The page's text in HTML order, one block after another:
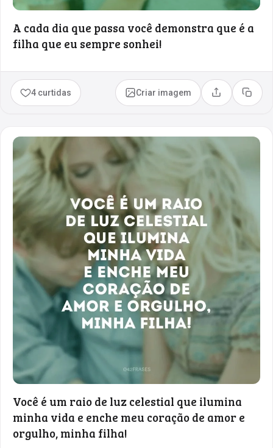
A cada dia que passa você demonstra que é a
filha que eu sempre sonhei!
4 curtidas Criar imagem Compartilhar
Copiar
Você é um raio de luz celestial que ilumina
minha vida e enche meu coração de amor e
orgulho, minha filha!